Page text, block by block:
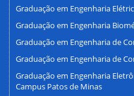
Graduação em Engenharia
Graduação em Engenharia
Graduação em Engenharia de
Graduação em Engenharia de
Graduação em Engenharia
Campus Patos de Minas